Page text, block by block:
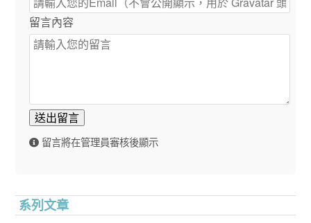
留言內容
送出留言
留言將在管理員審核後顯示
系列文章